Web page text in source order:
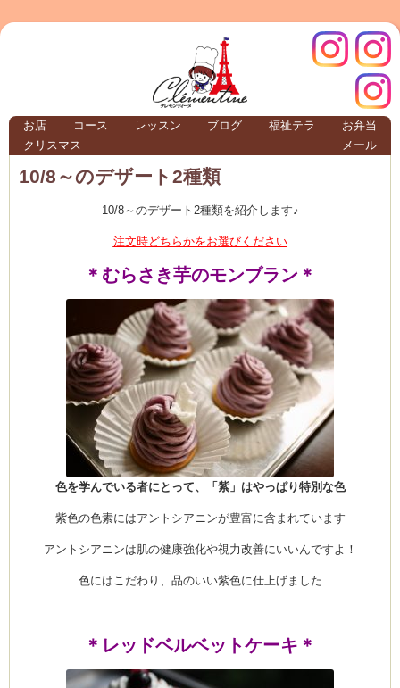
クレモンティーヌ – 新百合ヶ丘の料理教
お店 コース レッスン ブログ 福祉テラ
お弁当
クリスマス
メール
インス
クレモ
ンティ
ーヌ
10/8～のデザート2種類
10/8～のデザート2種類を紹介します♪
注文時どちらかをお選びください
＊むらさき芋のモンブラン＊
色を学んでいる者にとって、「紫」はやっぱり特別な色
紫色の色素にはアントシアニンが豊富に含まれています
アントシアニンは肌の健康強化や視力改善にいいんですよ！
色にはこだわり、品のいい紫色に仕上げました
＊レッドベルベットケーキ＊